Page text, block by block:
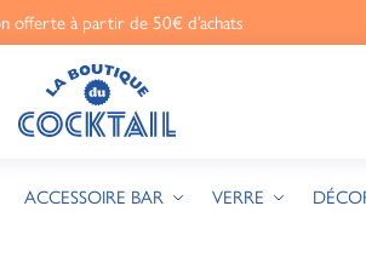
offerte à partir de 50€ d’achats
ACCESSOIRE BAR VERRE